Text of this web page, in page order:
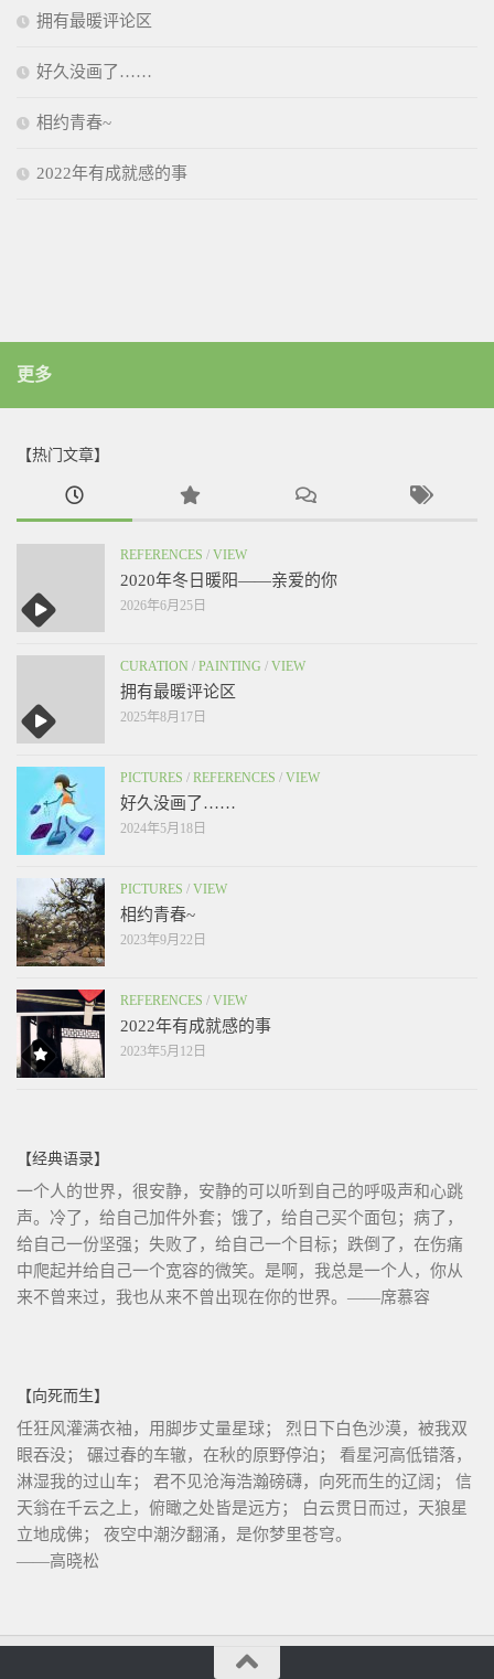
拥有最暖评论区
好久没画了……
相约青春~
2022年有成就感的事
更多
【热门文章】
REFERENCES / VIEW
2020年冬日暖阳——亲爱的你
2026年6月25日
CURATION / PAINTING / VIEW
拥有最暖评论区
2025年8月17日
PICTURES / REFERENCES / VIEW
好久没画了……
2024年5月18日
PICTURES / VIEW
相约青春~
2023年9月22日
REFERENCES / VIEW
2022年有成就感的事
2023年5月12日
【经典语录】
一个人的世界，很安静，安静的可以听到自己的呼吸声和心跳
声。冷了，给自己加件外套；饿了，给自己买个面包；病了，
给自己一份坚强；失败了，给自己一个目标；跌倒了，在伤痛
中爬起并给自己一个宽容的微笑。是啊，我总是一个人，你从
来不曾来过，我也从来不曾出现在你的世界。——席慕容
【向死而生】
任狂风灌满衣袖，用脚步丈量星球； 烈日下白色沙漠，被我双
眼吞没； 碾过春的车辙，在秋的原野停泊； 看星河高低错落，
淋湿我的过山车； 君不见沧海浩瀚磅礴，向死而生的辽阔； 信
天翁在千云之上，俯瞰之处皆是远方； 白云贯日而过，天狼星
立地成佛； 夜空中潮汐翻涌，是你梦里苍穹。
——高晓松